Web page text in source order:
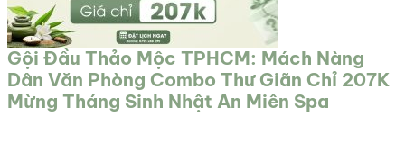
Gội Đầu Thảo Mộc TPHCM: Mách Nàng
Dân Văn Phòng Combo Thư Giãn Chỉ 207K
Mừng Tháng Sinh Nhật An Miên Spa